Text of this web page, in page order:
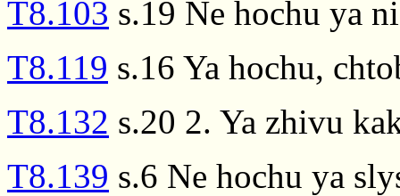
T8.103 s.19 Ne hochu ya
T8.119 s.16 Ya hochu,
T8.132 s.20 2. Ya zhivu
T8.139 s.6 Ne hochu ya